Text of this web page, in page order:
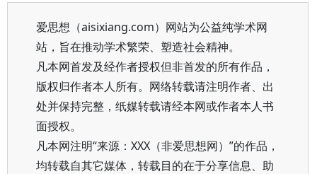
爱思想（aisixiang.com）网站为公益纯学术网
站，旨在推动学术繁荣、塑造社会精神。
凡本网首发及经作者授权但非首发的所有作品，
版权归作者本人所有。网络转载请注明作者、出
处并保持完整，纸媒转载请经本网或作者本人书
面授权。
凡本网注明“来源：XXX（非爱思想网）”的作品，
均转载自其它媒体，转载目的在于分享信息、助